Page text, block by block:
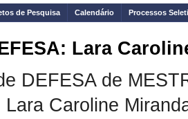
de Pesquisa Calendário Processos
Lara
DEFESA de
Caroline